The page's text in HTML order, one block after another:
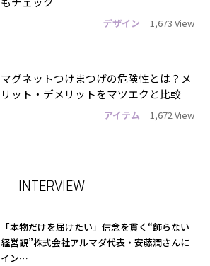
デザイン 1,673 View
マグネットつけまつげの危険性とは？メ
リット・デメリットをマツエクと比較
アイテム 1,672 View
INTERVIEW
「本物だけを届けたい」信念を貫く“飾らない
経営観”株式会社アルマダ代表・安藤潤さんに
イン…